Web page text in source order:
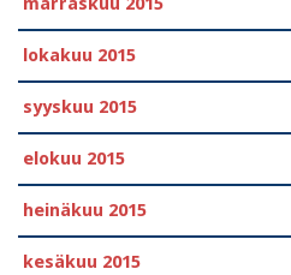
lokakuu 2015
syyskuu 2015
elokuu 2015
heinäkuu 2015
kesäkuu 2015